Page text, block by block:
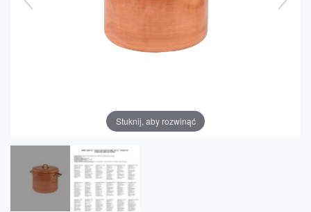
Stuknij, aby rozwinąć